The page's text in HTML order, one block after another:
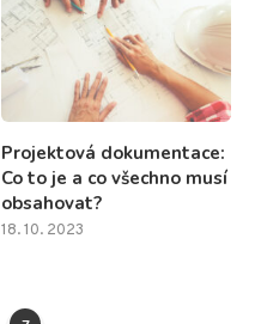
Projektová dokumentace:
Co to je a co všechno musí
obsahovat?
18. 10. 2023